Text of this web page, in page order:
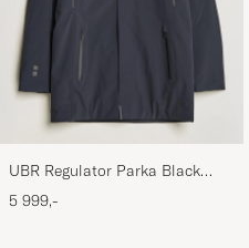
UBR Regulator Parka Black
Storm
5 999,-